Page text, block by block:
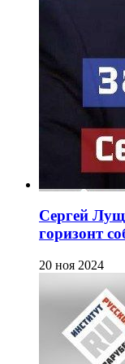
Сергей
горизонт
20 ноя 2024